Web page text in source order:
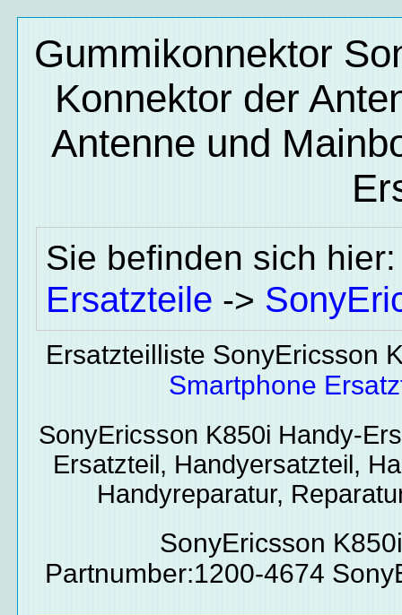
Gummikonnektor
Konnektor der
Antenne und
Sie befinden sich
Ersatzteile ->
Ersatzteilliste SonyEricsson
Smartphone
SonyEricsson K850i Handy-
Ersatzteil, Handyersatzteil,
Handyreparatur,
SonyEricsson
Partnumber:1200-4674